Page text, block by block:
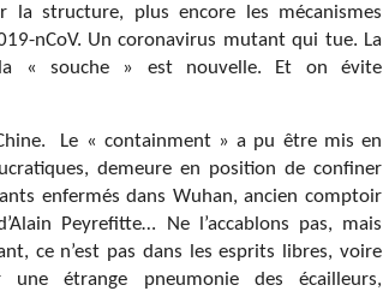
la structure, plus encore les mécanismes
nCoV. Un coronavirus mutant qui tue. La
« souche » est nouvelle. Et on évite
Le « containment » a pu être mis en
demeure en position de confiner
enfermés dans Wuhan, ancien comptoir
Peyrefitte… Ne l’accablons pas, mais
ce n’est pas dans les esprits libres, voire
une étrange pneumonie des écailleurs,